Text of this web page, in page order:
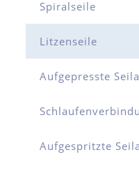
Spiralseile
Litzenseile
Aufgepresste
Aufgespritzte